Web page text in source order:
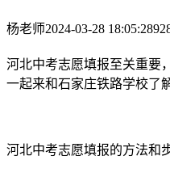
杨老师2024-03-28 18:05:28
河北中考志愿填报至关重要
一起来和石家庄铁路学校了
河北中考志愿填报的方法和